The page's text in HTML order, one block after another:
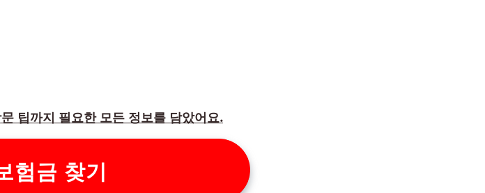
팁까지 필요한 모든 정보를 담았어요.
험금 찾기